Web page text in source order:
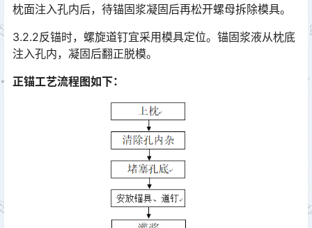
枕面注入孔内后，待锚固浆凝固后再松开螺母拆除模具。󠅅󠅃󠄵󠅂󠄪󠇖󠆨󠆨󠇕󠆞󠆒󠅬󠇘󠆭󠆘󠇙󠆝󠅵󠇗󠆭󠆁󠄐󠇗󠅹󠅸󠇖󠆍󠅳󠇖󠅹󠅰󠇖󠆌󠅹
3.2.2反锚时，螺旋道钉宜采用模具定位。锚固浆液从枕底
注入孔内，凝固后翻正脱模。
正锚工艺流程图如下：